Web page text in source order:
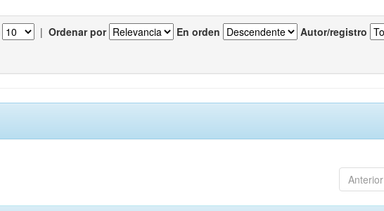
| Ordenar por En orden Autor/registro
Anterior